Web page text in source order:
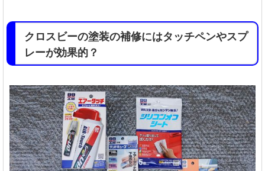
クロスビーの塗装の補修にはタッチペンやスプ
レーが効果的？